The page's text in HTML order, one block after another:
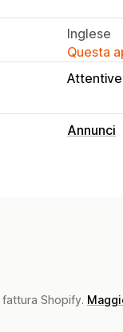
Inglese
Questa
Attentive
Annunci
Shopify.